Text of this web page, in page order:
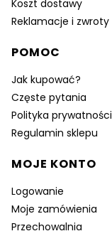
Koszt dostawy
Reklamacje i zwroty
POMOC
Jak kupować?
Częste pytania
Polityka prywatności
Regulamin sklepu
MOJE KONTO
Logowanie
Moje zamówienia
Przechowalnia